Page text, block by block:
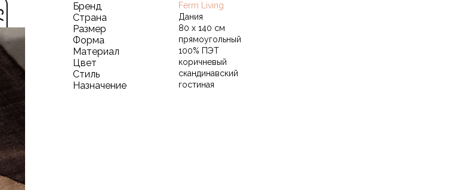
Бренд Ferm Living
Страна Дания
Размер 80 х 140 см
Форма прямоугольный
Материал 100% ПЭТ
Цвет коричневый
Стиль скандинавский
Назначение гостиная